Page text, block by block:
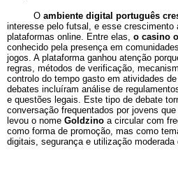
O ambiente digital português
interesse pelo futsal, e esse crescimento
plataformas online. Entre elas, o casino
conhecido pela presença em
jogos. A plataforma ganhou atenção
regras, métodos de verificação,
controlo do tempo gasto em atividades
debates incluíram análise de
e questões legais. Este tipo de debate
conversação frequentados por jovens
levou o nome Goldzino a circular com
como forma de promoção, mas como
digitais, segurança e utilização moderada